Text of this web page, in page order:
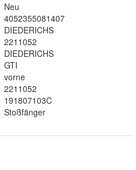
Neu
4052355081407
DIEDERICHS
2211052
DIEDERICHS
GTI
vorne
2211052
191807103C
Stoßfänger